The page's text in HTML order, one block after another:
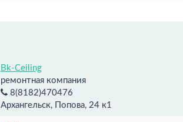
Bk-Ceiling
ремонтная компания
8(8182)470476
Архангельск, Попова, 24 к1